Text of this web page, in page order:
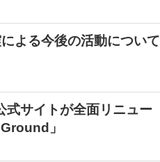
よる今後の活動について
式サイトが全面リニュー
」